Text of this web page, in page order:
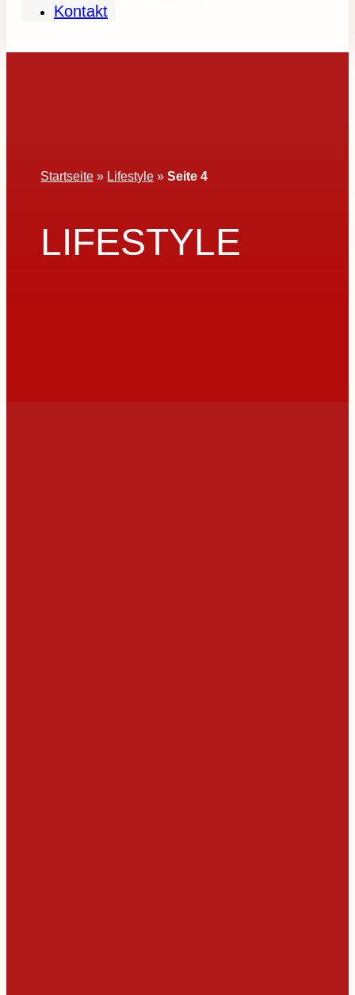
Kontakt
Startseite » Lifestyle »Seite 4
LIFESTYLE